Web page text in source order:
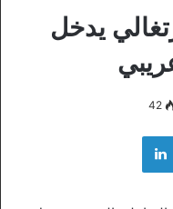
يدخل
42
لينكدإن